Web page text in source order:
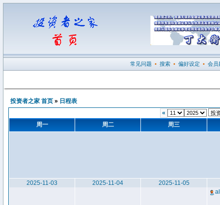
常见问题 • 搜索 • 偏好设定 • 会员
投资者之家 首页 » 日程表
«
周一
周二 周三
2025-11-03 2025-11-04
2025-11-05